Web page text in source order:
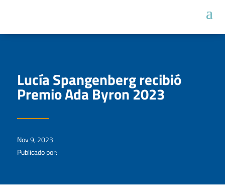
Lucía Spangenberg recibió
Premio Ada Byron 2023
Nov 9, 2023
Publicado por: